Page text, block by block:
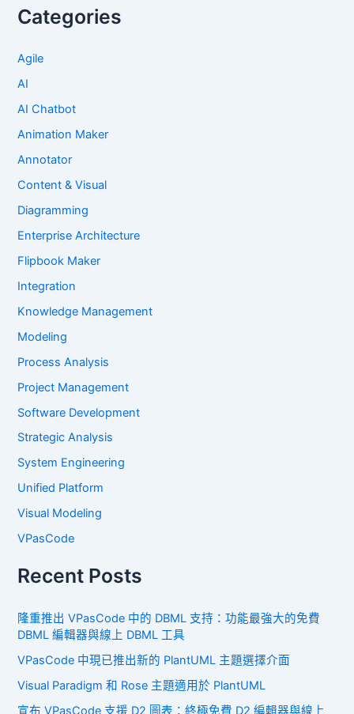
Categories
Agile
AI
AI Chatbot
Animation Maker
Annotator
Content & Visual
Diagramming
Enterprise Architecture
Flipbook Maker
Integration
Knowledge Management
Modeling
Process Analysis
Project Management
Software Development
Strategic Analysis
System Engineering
Unified Platform
Visual Modeling
VPasCode
Recent Posts
隆重推出 VPasCode 中的 DBML 支持：功能最強大的免費
DBML 編輯器與線上 DBML 工具
VPasCode 中現已推出新的 PlantUML 主題選擇介面
Visual Paradigm 和 Rose 主題適用於 PlantUML
宣布 VPasCode 支援 D2 圖表：終極免費 D2 編輯器與線上